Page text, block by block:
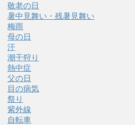
敬老の日
暑中見舞い・残暑見舞い
梅雨
母の日
汗
潮干狩り
熱中症
父の日
目の病気
祭り
紫外線
自転車